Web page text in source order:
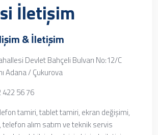
İletişim
& İletişim
Devlet Bahçeli Bulvarı No:12/C
Adana / Çukurova
56 76
tamiri, tablet tamiri, ekran değişimi,
alım satım ve teknik servis